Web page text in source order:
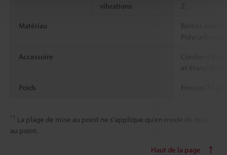
vibrations
Z
Matériau
Boîtier avant:
Polycarbonate
Accessoire
Cordon
et étanchéité
Poids Environ 74 g
*1 La plage de mise au point ne s'applique qu'en mode de mise
au point.
Haut de la page